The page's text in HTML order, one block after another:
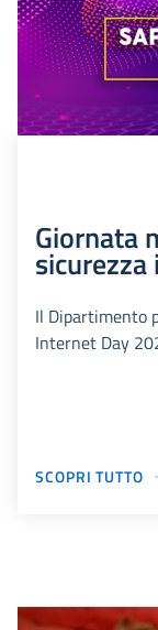
Giornata
Il Dipartimento
Internet Day
SCOPRI TUTTO